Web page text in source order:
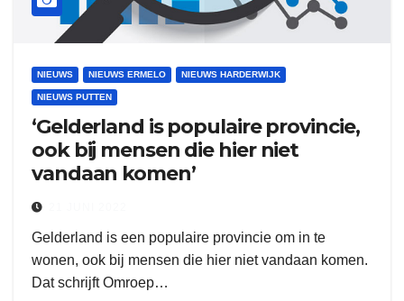
NIEUWS NIEUWS ERMELO NIEUWS HARDERWIJK
NIEUWS PUTTEN
‘Gelderland is populaire provincie,
ook bij mensen die hier niet
vandaan komen’
Gelderland is een populaire provincie om in te
wonen, ook bij mensen die hier niet vandaan komen.
Dat schrijft Omroep…